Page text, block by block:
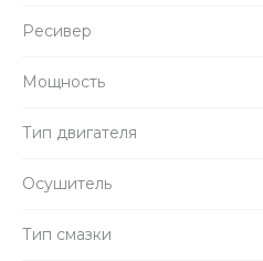
Ресивер
Мощность
Тип двигателя
Осушитель
Тип смазки